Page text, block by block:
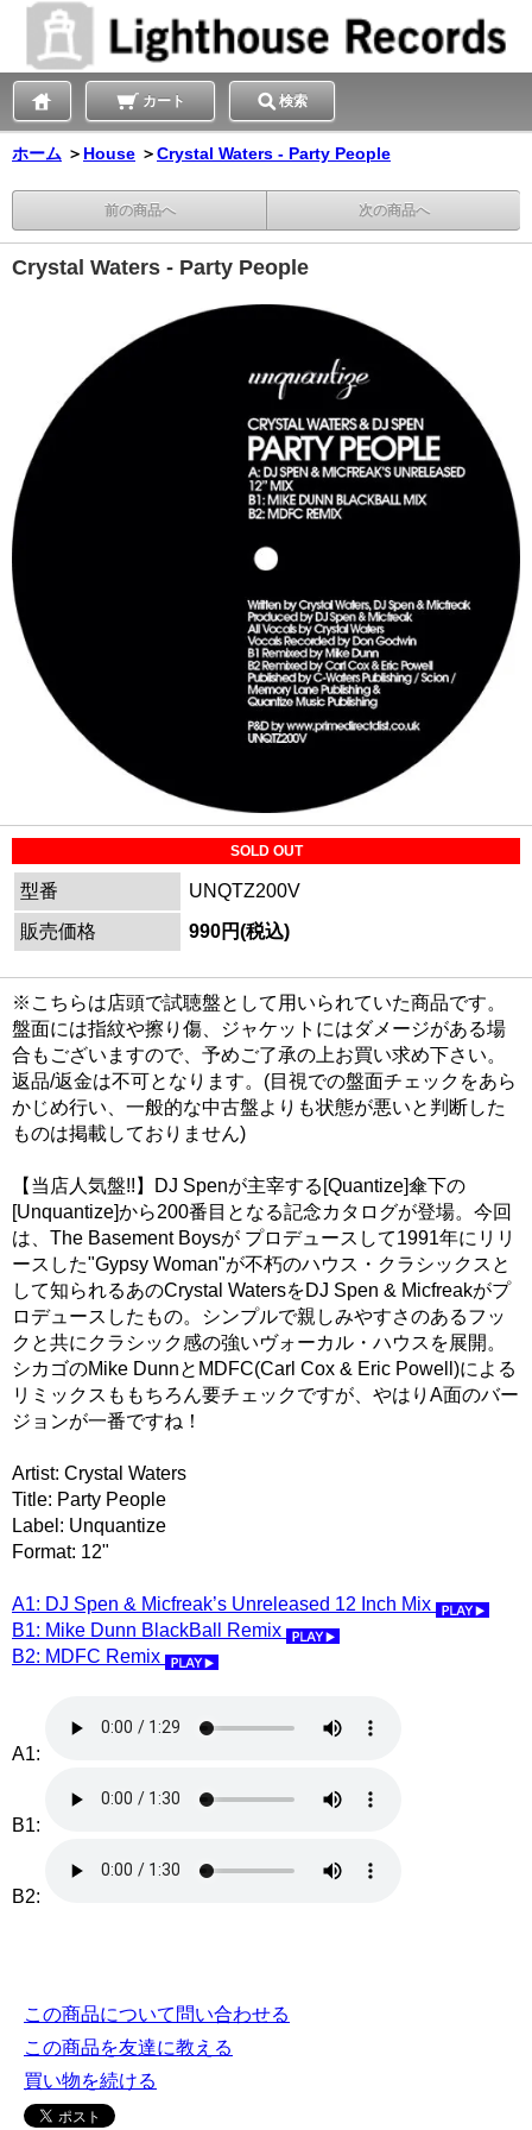
カート 検索
ホーム ＞ House ＞Crystal Waters - Party People
前の商品へ 次の商品へ
Crystal Waters - Party People
SOLD OUT
型番
UNQTZ200V
販売価格
990円(税込)
※こちらは店頭で試聴盤として用いられていた商品です。
盤面には指紋や擦り傷、ジャケットにはダメージがある場
合もございますので、予めご了承の上お買い求め下さい。
返品/返金は不可となります。(目視での盤面チェックをあら
かじめ行い、一般的な中古盤よりも状態が悪いと判断した
ものは掲載しておりません)
【当店人気盤!!】DJ Spenが主宰する[Quantize]傘下の
[Unquantize]から200番目となる記念カタログが登場。今回
は、The Basement Boysが プロデュースして1991年にリリ
ースした"Gypsy Woman"が不朽のハウス・クラシックスと
して知られるあのCrystal WatersをDJ Spen & Micfreakがプ
ロデュースしたもの。シンプルで親しみやすさのあるフッ
クと共にクラシック感の強いヴォーカル・ハウスを展開。
シカゴのMike DunnとMDFC(Carl Cox & Eric Powell)による
リミックスももちろん要チェックですが、やはりA面のバー
ジョンが一番ですね！
Artist: Crystal Waters
Title: Party People
Label: Unquantize
Format: 12"
A1: DJ Spen & Micfreak’s Unreleased 12 Inch Mix
B1: Mike Dunn BlackBall Remix
B2: MDFC Remix
A1:
B1:
B2:
この商品について問い合わせる
この商品を友達に教える
買い物を続ける